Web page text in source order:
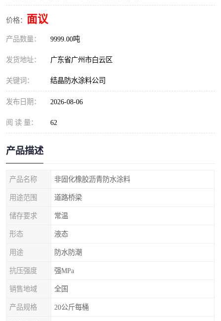
价格： 面议
产品数量： 9999.00吨
发货地址： 广东省广州市白云区
关键词： 结晶防水涂料公司
发布日期： 2026-08-06
阅 读 量： 62
产品描述
产品名称 非固化橡胶沥青防水涂料
用途范围 道路桥梁
储存要求 常温
形态 液态
用途 防水防潮
抗压强度 强MPa
销售地域 全国
产品规格 20公斤每桶